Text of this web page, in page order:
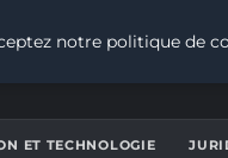
ET TECHNOLOGIE
notre politique de